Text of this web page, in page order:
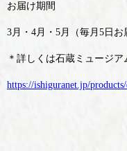
お届け期間
3月・4月・5月（毎月5日お
＊詳しくは石蔵ミュージ
https://ishiguranet.jp/